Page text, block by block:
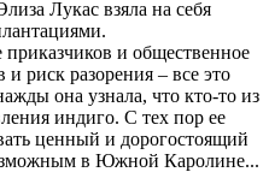
Лукас взяла на себя
и общественное
и риск разорения – все это
она узнала, что кто-то из
индиго. С тех пор ее
ценный и дорогостоящий
в Южной Каролине...